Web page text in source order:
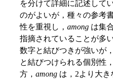
を分けて詳細に記述して
のがよいが，種々の参考
性を重視し， among は集
指摘されていることが多
数字と結びつきが強いが
と結びつけられる個別性
方， among は，2より大